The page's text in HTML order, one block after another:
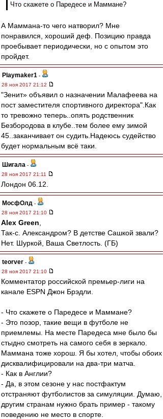
Что скажете о Паредесе и Маммане?
А Маммана-то чего натворил? Мне
понравился, хороший деф. Позицию правда
проебывает периодически, но с опытом это
пройдет.
Playmaker1 -
28 ноя 2017 21:12
"Зенит» объявил о назначении Малафеева на
пост заместителя спортивного директора".Как
то тревожно теперь..опять родственник
Безбородова в клубе..тем более ему зимой
45..заканчивает он судить.Надеюсь судейство
будет нормальным всё таки.
Шигала -
28 ноя 2017 21:11
Лондон 06.12.
МосфОлд -
28 ноя 2017 21:10
Alex Green
Так-с. Александром? В детстве Сашкой звали?
Нет. Шуркой, Ваша Светлость. (ГБ)
teorver -
28 ноя 2017 21:10
Комментатор российской премьер-лиги на
канале ESPN Джон Брэдли.
- Что скажете о Паредесе и Маммане?
- Это позор, такие вещи в футболе не
приемлемы. На месте Паредеса мне было бы
стыдно смотреть на самого себя в зеркало.
Маммана тоже хорош. Я бы хотел, чтобы обоих
дисквалифицировали на два-три матча.
- Как в Англии?
- Да, в этом сезоне у нас постфактум
отстраняют футболистов за симуляции. Думаю,
другим странам нужно брать пример - такому
поведению не место в спорте.